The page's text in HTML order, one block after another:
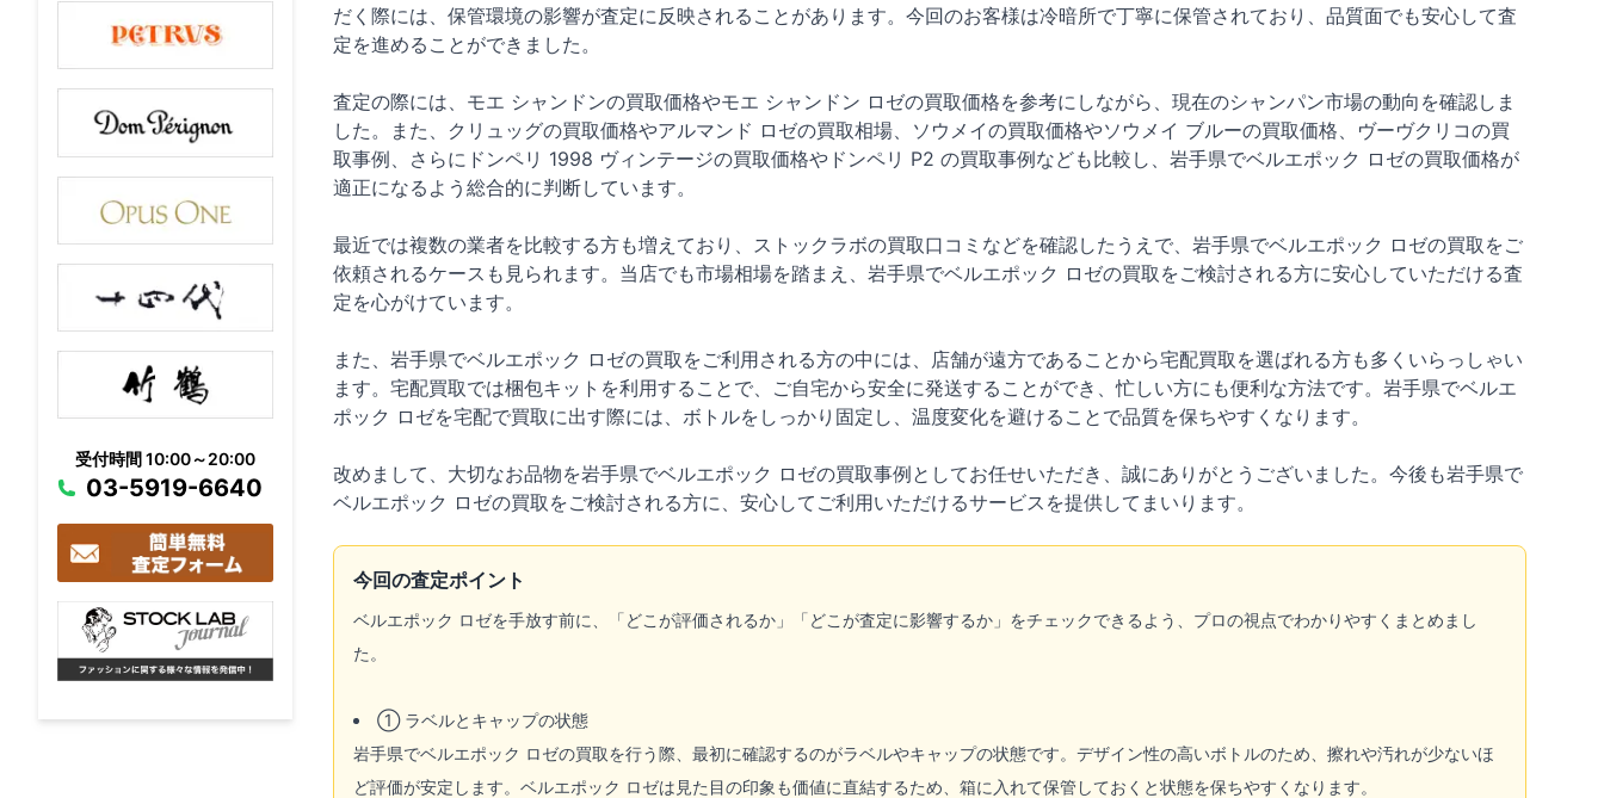
受付時間 10:00～20:00
03-5919-6640
だく際には、保管環境の影響が査定に反映されることがあります。今回のお客様は冷暗所で丁寧に保管されており、品質面でも安心して査
定を進めることができました。
査定の際には、モエ シャンドンの買取価格やモエ シャンドン ロゼの買取価格を参考にしながら、現在のシャンパン市場の動向を確認しま
した。また、クリュッグの買取価格やアルマンド ロゼの買取相場、ソウメイの買取価格やソウメイ ブルーの買取価格、ヴーヴクリコの買
取事例、さらにドンペリ 1998 ヴィンテージの買取価格やドンペリ P2 の買取事例なども比較し、岩手県でベルエポック ロゼの買取価格が
適正になるよう総合的に判断しています。
最近では複数の業者を比較する方も増えており、ストックラボの買取口コミなどを確認したうえで、岩手県でベルエポック ロゼの買取をご
依頼されるケースも見られます。当店でも市場相場を踏まえ、岩手県でベルエポック ロゼの買取をご検討される方に安心していただける査
定を心がけています。
また、岩手県でベルエポック ロゼの買取をご利用される方の中には、店舗が遠方であることから宅配買取を選ばれる方も多くいらっしゃい
ます。宅配買取では梱包キットを利用することで、ご自宅から安全に発送することができ、忙しい方にも便利な方法です。岩手県でベルエ
ポック ロゼを宅配で買取に出す際には、ボトルをしっかり固定し、温度変化を避けることで品質を保ちやすくなります。
改めまして、大切なお品物を岩手県でベルエポック ロゼの買取事例としてお任せいただき、誠にありがとうございました。今後も岩手県で
ベルエポック ロゼの買取をご検討される方に、安心してご利用いただけるサービスを提供してまいります。
今回の査定ポイント
ベルエポック ロゼを手放す前に、「どこが評価されるか」「どこが査定に影響するか」をチェックできるよう、プロの視点でわかりやすくまとめまし
た。
① ラベルとキャップの状態
岩手県でベルエポック ロゼの買取を行う際、最初に確認するのがラベルやキャップの状態です。デザイン性の高いボトルのため、擦れや汚れが少ないほ
ど評価が安定します。ベルエポック ロゼは見た目の印象も価値に直結するため、箱に入れて保管しておくと状態を保ちやすくなります。